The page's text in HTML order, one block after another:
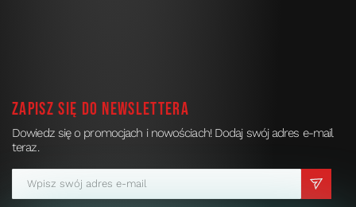
Zapisz się do newslettera
Dowiedz się o promocjach i nowościach! Dodaj swój adres e-mail
teraz.